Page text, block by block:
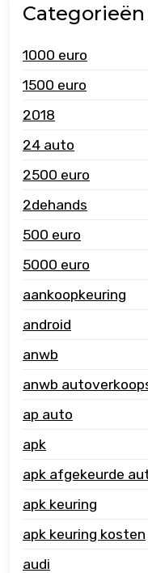
Categorieën
1000 euro
1500 euro
2018
24 auto
2500 euro
2dehands
500 euro
5000 euro
aankoopkeuring
android
anwb
anwb
ap auto
apk
apk afgekeurde
apk keuring
apk keuring kosten
audi